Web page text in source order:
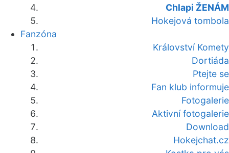
Chlapi ŽENÁM
Hokejová tombola
Fanzóna
Království Komety
Dortiáda
Ptejte se
Fan klub informuje
Fotogalerie
Aktivní fotogalerie
Download
Hokejchat.cz